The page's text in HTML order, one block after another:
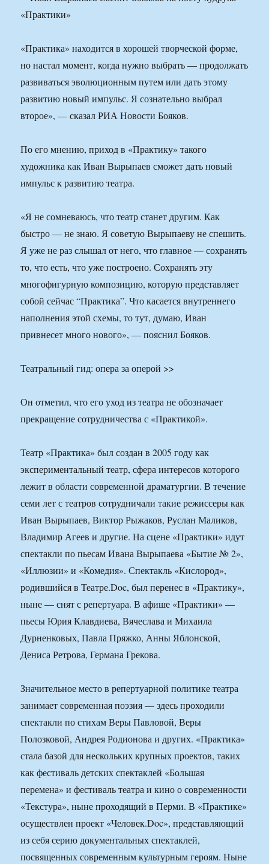
«Практика» находится в хорошей творческой форме,
но настал момент, когда нужно выбрать — продолжать
развиваться эволюционным путем или дать этому
развитию новый импульс. Я сознательно выбрал
второе», — сказал РИА Новости Бояков.
По его мнению, приход в «Практику» такого
художника как Иван Вырыпаев сможет дать новый
импульс к развитию театра.
«Я не сомневаюсь, что театр станет другим. Как
быстро — не знаю. Я советую Вырыпаеву не спешить.
Я уже не раз слышал от него, что главное — сохранять
то, что есть, что уже построено. Сохранять эту
многофигурную композицию, которую представляет
собой сейчас “Практика”. Что касается внутреннего
наполнения этой схемы, то тут, думаю, Иван
привнесет много нового», — пояснил Бояков.
Театральный гид: опера за оперой >>
Он отметил, что его уход из театра не обозначает
прекращение сотрудничества с «Практикой».
Театр «Практика» был создан в 2005 году как
экспериментальный театр, сфера интересов которого
лежит в области современной драматургии. В течение
семи лет с театров сотрудничали такие режиссеры как
Иван Вырыпаев, Виктор Рыжаков, Руслан Маликов,
Владимир Агеев и другие. На сцене «Практики» идут
спектакли по пьесам Ивана Вырыпаева «Бытие № 2»,
«Иллюзии» и «Комедия». Спектакль «Кислород»,
родившийся в Театре.Doc, был перенес в «Практику»,
ныне — снят с репертуара. В афише «Практики» —
пьесы Юрия Клавдиева, Вячеслава и Михаила
Дурненковых, Павла Пряжко, Анны Яблонской,
Дениса Ретрова, Германа Грекова.
Значительное место в репертуарной политике театра
занимает современная поэзия — здесь проходили
спектакли по стихам Веры Павловой, Веры
Полозковой, Андрея Родионова и других. «Практика»
стала базой для нескольких крупных проектов, таких
как фестиваль детских спектаклей «Большая
перемена» и фестиваль театра и кино о современности
«Текстура», ныне проходящий в Перми. В «Практике»
осуществлен проект «Человек.Doc», представляющий
из себя серию документальных спектаклей,
посвященных современным культурным героям. Ныне